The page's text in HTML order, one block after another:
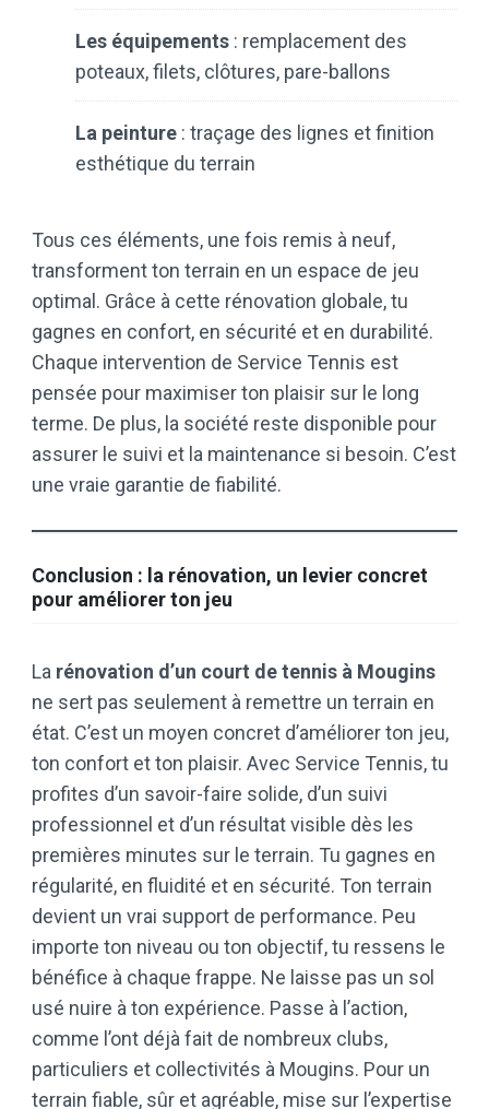
Les équipements : remplacement des
poteaux, filets, clôtures, pare-ballons
La peinture : traçage des lignes et finition
esthétique du terrain
Tous ces éléments, une fois remis à neuf,
transforment ton terrain en un espace de jeu
optimal. Grâce à cette rénovation globale, tu
gagnes en confort, en sécurité et en durabilité.
Chaque intervention de Service Tennis est
pensée pour maximiser ton plaisir sur le long
terme. De plus, la société reste disponible pour
assurer le suivi et la maintenance si besoin. C’est
une vraie garantie de fiabilité.
Conclusion : la rénovation, un levier concret
pour améliorer ton jeu
La rénovation d’un court de tennis à Mougins
ne sert pas seulement à remettre un terrain en
état. C’est un moyen concret d’améliorer ton jeu,
ton confort et ton plaisir. Avec Service Tennis, tu
profites d’un savoir-faire solide, d’un suivi
professionnel et d’un résultat visible dès les
premières minutes sur le terrain. Tu gagnes en
régularité, en fluidité et en sécurité. Ton terrain
devient un vrai support de performance. Peu
importe ton niveau ou ton objectif, tu ressens le
bénéfice à chaque frappe. Ne laisse pas un sol
usé nuire à ton expérience. Passe à l’action,
comme l’ont déjà fait de nombreux clubs,
particuliers et collectivités à Mougins. Pour un
terrain fiable, sûr et agréable, mise sur l’expertise